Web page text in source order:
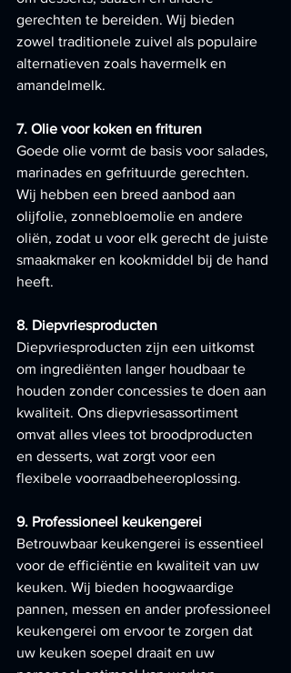
gerechten te bereiden. Wij bieden
zowel traditionele zuivel als populaire
alternatieven zoals havermelk en
amandelmelk.
7. Olie voor koken en frituren
Goede olie vormt de basis voor salades,
marinades en gefrituurde gerechten.
Wij hebben een breed aanbod aan
olijfolie, zonnebloemolie en andere
oliën, zodat u voor elk gerecht de juiste
smaakmaker en kookmiddel bij de hand
heeft.
8. Diepvriesproducten
Diepvriesproducten zijn een uitkomst
om ingrediënten langer houdbaar te
houden zonder concessies te doen aan
kwaliteit. Ons diepvriesassortiment
omvat alles vlees tot broodproducten
en desserts, wat zorgt voor een
flexibele voorraadbeheeroplossing.
9. Professioneel keukengerei
Betrouwbaar keukengerei is essentieel
voor de efficiëntie en kwaliteit van uw
keuken. Wij bieden hoogwaardige
pannen, messen en ander professioneel
keukengerei om ervoor te zorgen dat
uw keuken soepel draait en uw